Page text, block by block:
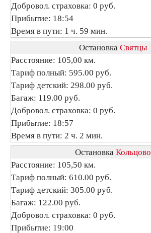
Добровол. страховка: 0 руб.
Прибытие: 18:54
Время в пути: 1 ч. 59 мин.
Остановка Святцы
Расстояние: 105,00 км.
Тариф полный: 595.00 руб.
Тариф детский: 298.00 руб.
Багаж: 119.00 руб.
Добровол. страховка: 0 руб.
Прибытие: 18:57
Время в пути: 2 ч. 2 мин.
Остановка Кольцово
Расстояние: 105,50 км.
Тариф полный: 610.00 руб.
Тариф детский: 305.00 руб.
Багаж: 122.00 руб.
Добровол. страховка: 0 руб.
Прибытие: 19:00